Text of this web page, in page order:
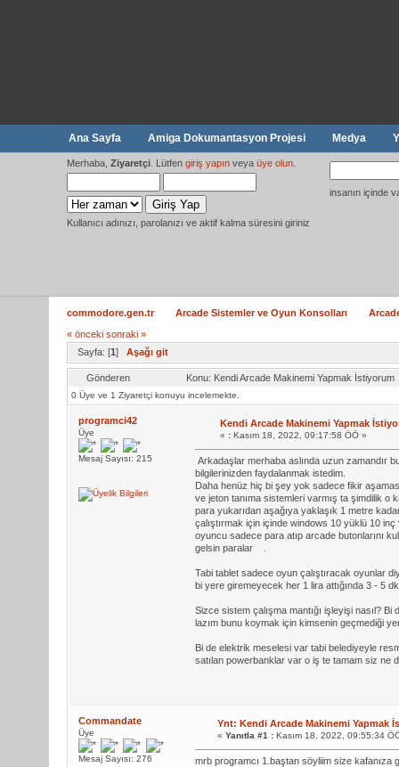
Ana Sayfa Amiga Dokumantasyon Projesi Medya
Merhaba, Ziyaretçi . Lütfen giriş yapın veya üye olun
Kullanıcı adınızı, parolanızı ve aktif kalma süresini giriniz
insanın içinde
commodore.gen.tr Arcade Sistemler ve Oyun Konsolları
« önceki sonraki »
Sayfa: [1] Aşağı git
Gönderen Konu: Kendi Arcade Makinemi Yapmak
0 Üye ve 1 Ziyaretçi konuyu incelemekte.
programci42
Üye
Mesaj Sayısı: 215
Kendi Arcade Makinemi Yapmak
« :Kasım 18, 2022, 09:17:58 ÖÖ »
Arkadaşlar merhaba aslında uzun zamandır
bilgilerinizden faydalanmak istedim.
Daha henüz hiç bi şey yok sadece fikir
ve jeton tanıma sistemleri varmış ta şimdilik
para yukarıdan aşağıya yaklaşık 1 metre
çalıştırmak için içinde windows 10 yüklü 10
oyuncu sadece para atıp arcade butonlarını
gelsin paralar
Tabi tablet sadece oyun çalıştıracak oyunlar
bi yere giremeyecek her 1 lira attığında 3 - 5
Sizce sistem çalışma mantığı işleyişi nasıl?
lazım bunu koymak için kimsenin geçmediği
Bi de elektrik meselesi var tabi belediyeyle
satılan powerbanklar var o iş te tamam siz ne
Commandate
Üye
Mesaj Sayısı: 276
Ynt: Kendi Arcade Makinemi Yapmak
« Yanıtla #1 :Kasım 18, 2022, 09:55:34
mrb programcı 1.baştan söyliim size kafanıza